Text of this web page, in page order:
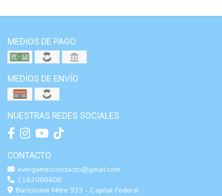
MEDIOS DE PAGO
MEDIOS DE ENVÍO
NUESTRAS REDES SOCIALES
CONTACTO
evergamescontacto@gmail.com
1162006608
Bartolomé Mitre 933 - Capital Federal